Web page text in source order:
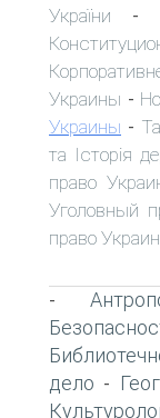
України -
Украины -
Украины -
та Історія
право
Уголовный
право
-
дело -